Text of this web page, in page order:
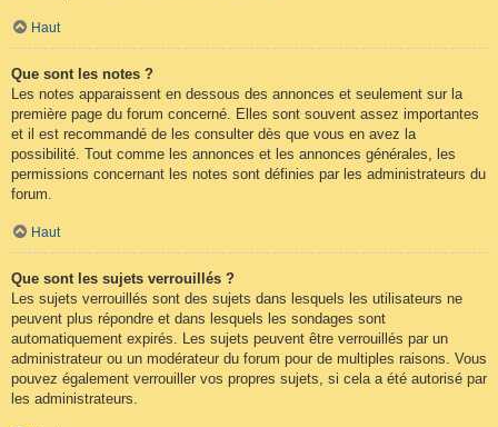
Haut
Que sont les notes ?
Les notes apparaissent en dessous des annonces et seulement sur la
première page du forum concerné. Elles sont souvent assez importantes
et il est recommandé de les consulter dès que vous en avez la
possibilité. Tout comme les annonces et les annonces générales, les
permissions concernant les notes sont définies par les administrateurs du
forum.
Haut
Que sont les sujets verrouillés ?
Les sujets verrouillés sont des sujets dans lesquels les utilisateurs ne
peuvent plus répondre et dans lesquels les sondages sont
automatiquement expirés. Les sujets peuvent être verrouillés par un
administrateur ou un modérateur du forum pour de multiples raisons. Vous
pouvez également verrouiller vos propres sujets, si cela a été autorisé par
les administrateurs.